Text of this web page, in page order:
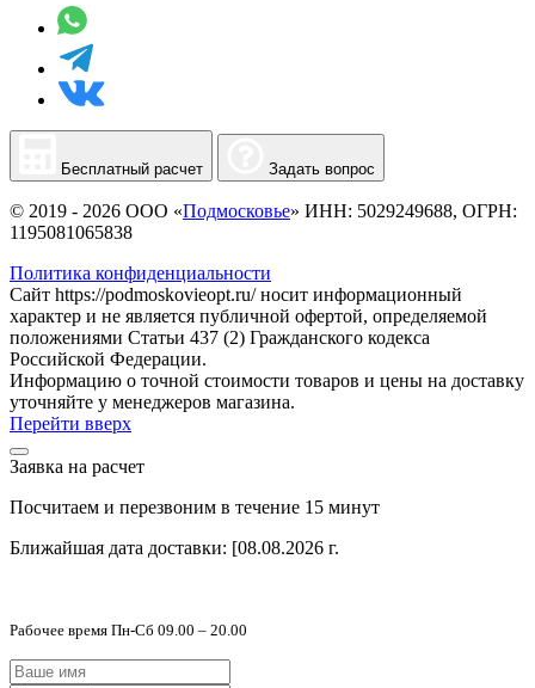
Бесплатный расчет Задать вопрос
© 2019 - 2026 ООО «Подмосковье» ИНН: 5029249688, ОГРН:
1195081065838
Политика конфиденциальности
Сайт https://podmoskovieopt.ru/ носит информационный
характер и не является публичной офертой, определяемой
положениями Статьи 437 (2) Гражданского кодекса
Российской Федерации.
Информацию о точной стоимости товаров и цены на доставку
уточняйте у менеджеров магазина.
Перейти вверх
Заявка на расчет
Посчитаем и перезвоним в течение 15 минут
Ближайшая дата доставки: [08.08.2026 г.
Рабочее время Пн-Сб 09.00 – 20.00